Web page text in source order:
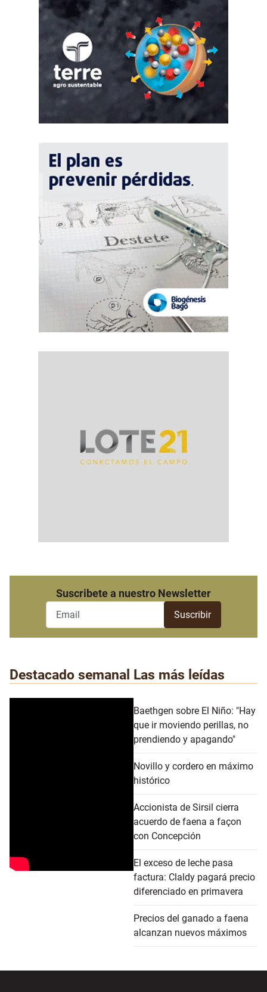
Suscribete a nuestro Newsletter
Destacado semanal Las más leídas
Baethgen sobre El Niño: "Hay
que ir moviendo perillas, no
prendiendo y apagando"
Novillo y cordero en máximo
histórico
Accionista de Sirsil cierra
acuerdo de faena a façon
con Concepción
El exceso de leche pasa
factura: Claldy pagará precio
diferenciado en primavera
Precios del ganado a faena
alcanzan nuevos máximos